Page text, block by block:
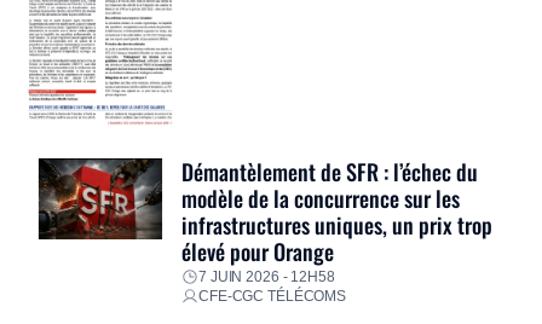
Démantèlement de SFR : l’échec du
modèle de la concurrence sur les
infrastructures uniques, un prix trop
élevé pour Orange
7 JUIN 2026 - 12H58
CFE-CGC TÉLÉCOMS